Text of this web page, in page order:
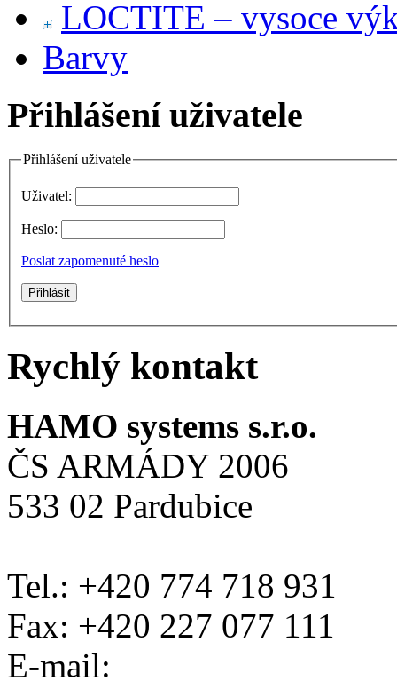
LOCTITE – vysoce
Barvy
Přihlášení uživatele
Přihlášení uživatele
Uživatel:
Heslo:
Poslat zapomenuté heslo
Rychlý kontakt
HAMO systems s.r.o.
ČS ARMÁDY 2006
533 02 Pardubice
Tel.: +420 774 718 931
Fax: +420 227 077 111
E-mail: